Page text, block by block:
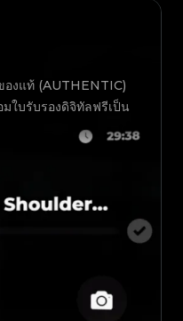
งแท้ (AUTHENTIC)
ใบรับรองดิจิทัลฟรีเป็น